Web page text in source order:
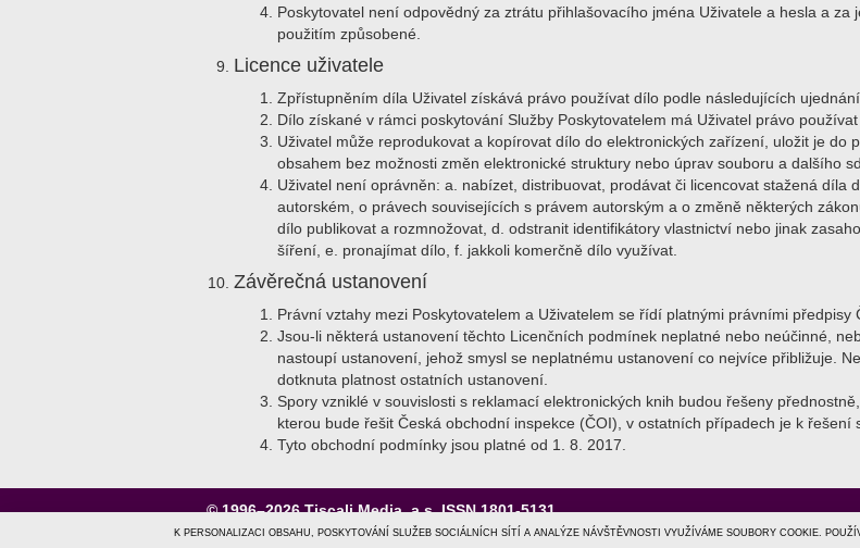
K PERSONALIZACI OBSAHU, POSKYTOVÁNÍ SLUŽEB SOCIÁLNÍCH SÍTÍ A ANALÝZE NÁVŠTĚVNOSTI VYUŽÍVÁME SOUBORY COOKIE.
Poskytovatel není odpovědný za ztrátu přihlašovacího jména Uživatele a hesla a
použitím způsobené.
Licence uživatele
Zpřístupněním díla Uživatel získává právo používat dílo podle následujících ujednání.
Dílo získané v rámci poskytování Služby Poskytovatelem má Uživatel právo
Uživatel může reprodukovat a kopírovat dílo do elektronických zařízení, uložit je do
obsahem bez možnosti změn elektronické struktury nebo úprav souboru a dalšího
Uživatel není oprávněn: a. nabízet, distribuovat, prodávat či licencovat stažená díla
autorském, o právech souvisejících s právem autorským a o změně některých
dílo publikovat a rozmnožovat, d. odstranit identifikátory vlastnictví nebo jinak
šíření, e. pronajímat dílo, f. jakkoli komerčně dílo využívat.
Závěrečná ustanovení
Právní vztahy mezi Poskytovatelem a Uživatelem se řídí platnými právními
Jsou-li některá ustanovení těchto Licenčních podmínek neplatné nebo neúčinné,
nastoupí ustanovení, jehož smysl se neplatnému ustanovení co nejvíce přibližuje.
dotknuta platnost ostatních ustanovení.
Spory vzniklé v souvislosti s reklamací elektronických knih budou řešeny
kterou bude řešit Česká obchodní inspekce (ČOI), v ostatních případech je k řešení
Tyto obchodní podmínky jsou platné od 1. 8. 2017.
© 1996–2026Tiscali Media, a.s.ISSN 1801-5131
o nás|kontakt|reklama|ochrana osobních údajů|obchodní podmínky|